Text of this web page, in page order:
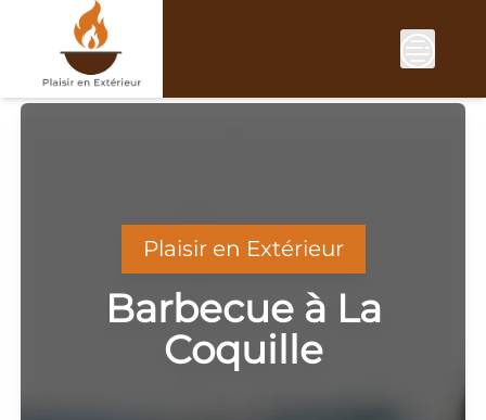
Plaisir en Extérieur
Barbecue à La
Coquille